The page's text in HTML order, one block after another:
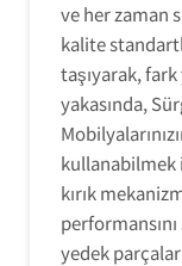
ve her zaman
kalite
taşıyarak,
yakasında,
kullanabilmek
kırık
yedek